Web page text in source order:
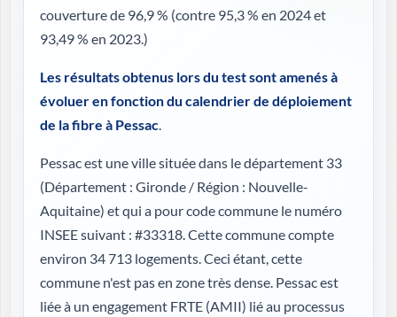
couverture de 96,9 % (contre 95,3 % en 2024 et
93,49 % en 2023.)
Les résultats obtenus lors du test sont amenés à
évoluer en fonction du calendrier de déploiement
de la fibre à Pessac.
Pessac est une ville située dans le département 33
(Département : Gironde / Région : Nouvelle-
Aquitaine) et qui a pour code commune le numéro
INSEE suivant : #33318. Cette commune compte
environ 34 713 logements. Ceci étant, cette
commune n'est pas en zone très dense. Pessac est
liée à un engagement FRTE (AMII) lié au processus